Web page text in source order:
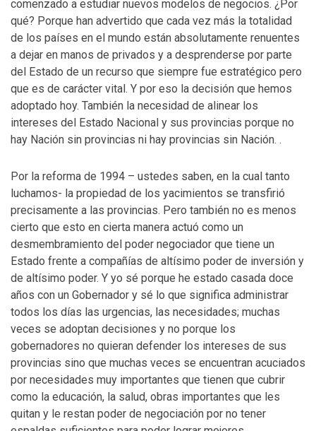
comenzado a estudiar nuevos modelos de negocios. ¿Por
qué? Porque han advertido que cada vez más la totalidad
de los países en el mundo están absolutamente renuentes
a dejar en manos de privados y a desprenderse por parte
del Estado de un recurso que siempre fue estratégico pero
que es de carácter vital. Y por eso la decisión que hemos
adoptado hoy. También la necesidad de alinear los
intereses del Estado Nacional y sus provincias porque no
hay Nación sin provincias ni hay provincias sin Nación. .
Por la reforma de 1994 – ustedes saben, en la cual tanto
luchamos- la propiedad de los yacimientos se transfirió
precisamente a las provincias. Pero también no es menos
cierto que esto en cierta manera actuó como un
desmembramiento del poder negociador que tiene un
Estado frente a compañías de altísimo poder de inversión y
de altísimo poder. Y yo sé porque he estado casada doce
años con un Gobernador y sé lo que significa administrar
todos los días las urgencias, las necesidades; muchas
veces se adoptan decisiones y no porque los
gobernadores no quieran defender los intereses de sus
provincias sino que muchas veces se encuentran acuciados
por necesidades muy importantes que tienen que cubrir
como la educación, la salud, obras importantes que les
quitan y le restan poder de negociación por no tener